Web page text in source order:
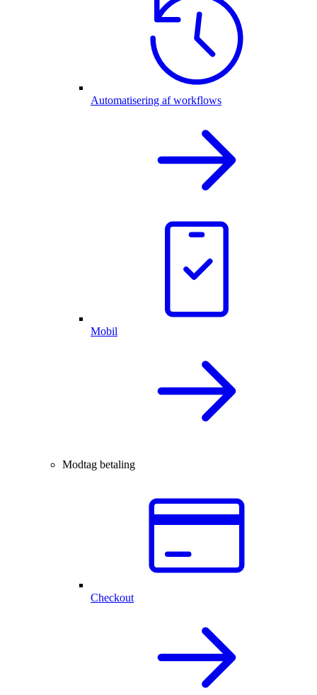
Automatisering af workflows
Mobil
Modtag betaling
Checkout